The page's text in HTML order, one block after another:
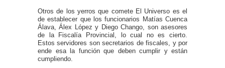
Otros de los yerros que comete El Universo es el
de establecer que los funcionarios Matías Cuenca
Álava, Álex López y Diego Chango, son asesores
de la Fiscalía Provincial, lo cual no es cierto.
Estos servidores son secretarios de fiscales, y por
ende esa la función que deben cumplir y están
cumpliendo.